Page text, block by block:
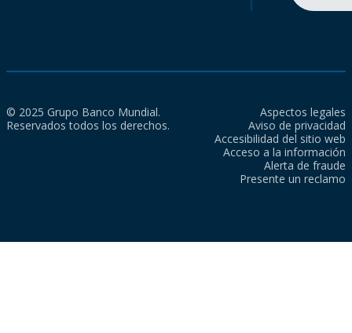
© 2025 Grupo Banco Mundial.
Reservados todos los derechos.
Aspectos legales
Aviso de privacidad
Accesibilidad del sitio web
Acceso a la información
Alerta de fraude
Presente un reclamo